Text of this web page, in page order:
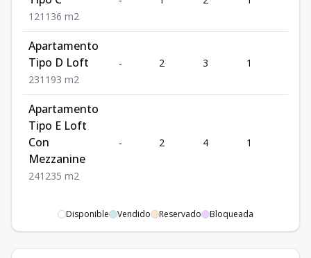
1 21 136 m2
Apartamento
Tipo D Loft
231 193 m2
- 2 3 1
Apartamento
Tipo E Loft
Con
Mezzanine
241 235 m2
- 2 4 1
Disponible Vendido Reservado Bloqueada